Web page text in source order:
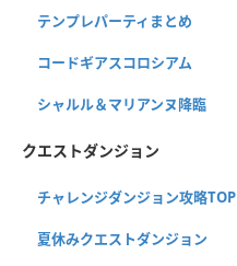
テンプレパーティまとめ
コードギアスコロシアム
シャルル＆マリアンヌ降臨
クエストダンジョン
チャレンジダンジョン攻略TOP
夏休みクエストダンジョン